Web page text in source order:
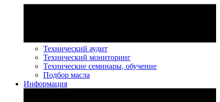
Технический аудит
Технический мониторинг
Технические семинары, обучение
Подбор масла
Информация